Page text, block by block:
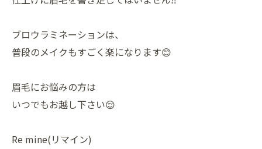
ブロウラミネーションは、
普段のメイクもすごく楽になります😊
眉毛にお悩みの方は
いつでもお越し下さい😌
Re mine(リマイン)